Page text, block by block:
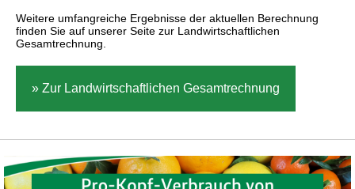
Weitere umfangreiche Ergebnisse der aktuellen Berechnung
finden Sie auf unserer Seite zur Landwirtschaftlichen
Gesamtrechnung.
» Zur Landwirtschaftlichen Gesamtrechnung